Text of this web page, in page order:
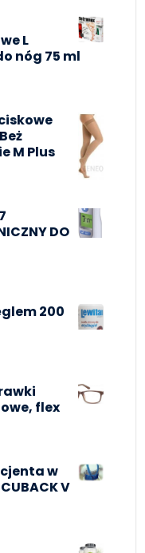
L
nóg 75 ml
M Plus
DO
200
flex
w
V